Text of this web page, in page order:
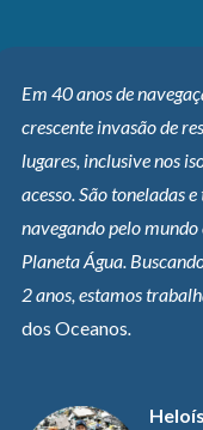
Em 40 anos de
crescente invasão de
lugares, inclusive nos
acesso. São toneladas
navegando pelo mundo
Planeta Água.
2 anos, estamos
dos Oceanos